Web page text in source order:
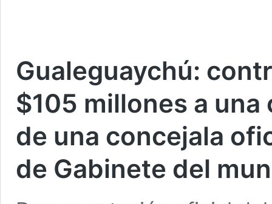
Gualeguaychú:
$105 millones a
de una concejala
de Gabinete del